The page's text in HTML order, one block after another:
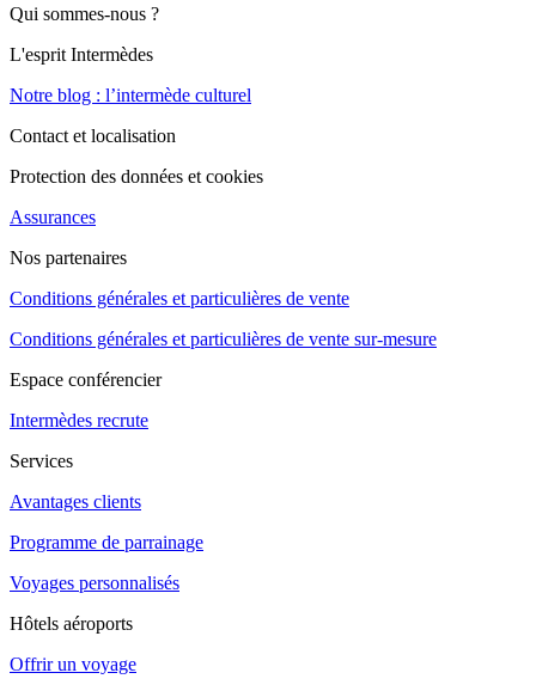
Qui sommes-nous ?
L'esprit Intermèdes
Notre blog : l’intermède culturel
Contact et localisation
Protection des données et cookies
Assurances
Nos partenaires
Conditions générales et particulières de vente
Conditions générales et particulières de vente sur-mesure
Espace conférencier
Intermèdes recrute
Services
Avantages clients
Programme de parrainage
Voyages personnalisés
Hôtels aéroports
Offrir un voyage